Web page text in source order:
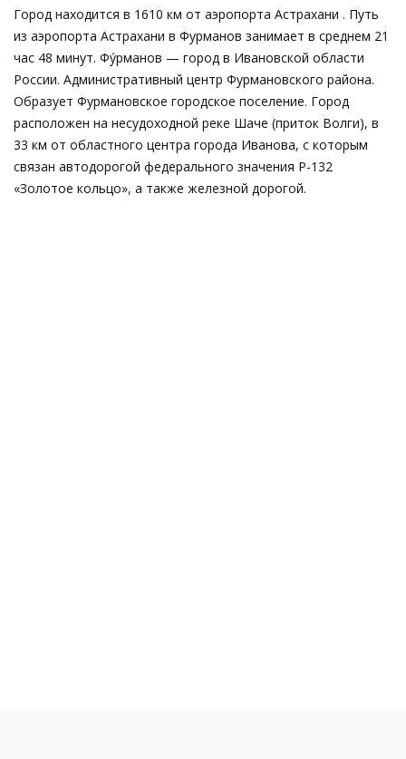
Город находится в 1610 км от аэропорта Астрахани . Путь
из аэропорта Астрахани в Фурманов занимает в среднем 21
час 48 минут. Фу́рманов — город в Ивановской области
России. Административный центр Фурмановского района.
Образует Фурмановское городское поселение. Город
расположен на несудоходной реке Шаче (приток Волги), в
33 км от областного центра города Иванова, с которым
связан автодорогой федерального значения Р-132
«Золотое кольцо», а также железной дорогой.